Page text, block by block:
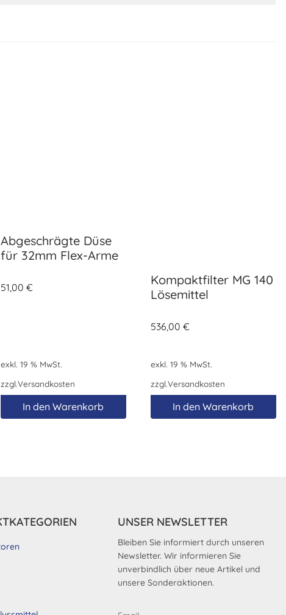
Abgeschrägte Düse
für 32mm Flex-Arme
51,00 €
exkl. 19 % MwSt.
zzgl.Versandkosten
In den Warenkorb
Kompaktfilter MG 140
Lösemittel
536,00 €
exkl. 19 % MwSt.
zzgl.Versandkosten
In den Warenkorb
UNSER NEWSLETTER
Bleiben Sie informiert durch unseren
Newsletter. Wir informieren Sie
unverbindlich über neue Artikel und
unsere Sonderaktionen.